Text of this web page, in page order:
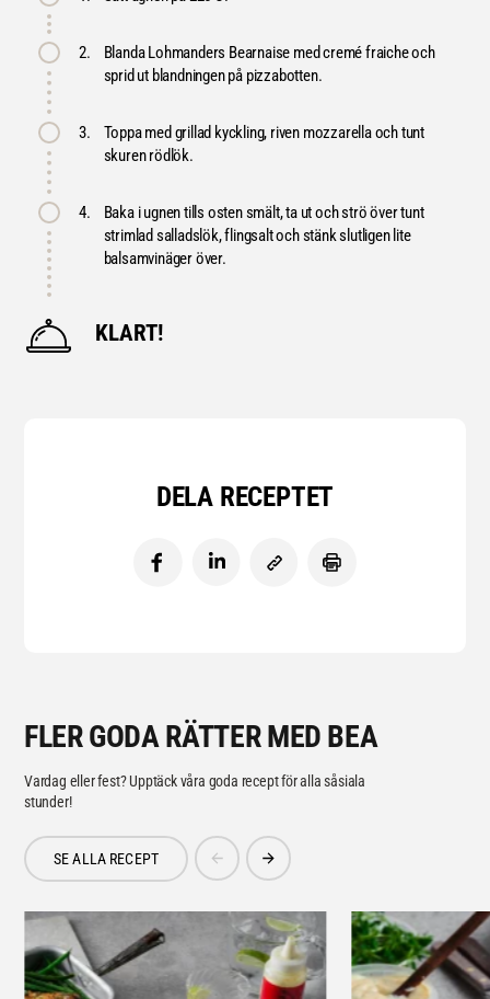
2.
Blanda Lohmanders Bearnaise med cremé fraiche och
sprid ut blandningen på pizzabotten.
3.
Toppa med grillad kyckling, riven mozzarella och tunt
skuren rödlök.
4.
Baka i ugnen tills osten smält, ta ut och strö över tunt
strimlad salladslök, flingsalt och stänk slutligen lite
balsamvinäger över.
KLART!
DELA RECEPTET
FLER GODA RÄTTER MED BEA
Vardag eller fest? Upptäck våra goda recept för alla såsiala
stunder!
SE ALLA RECEPT